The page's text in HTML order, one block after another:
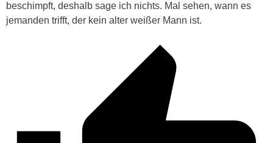
beschimpft, deshalb sage ich nichts. Mal sehen, wann es
jemanden trifft, der kein alter weißer Mann ist.